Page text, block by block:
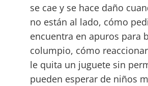
se cae y se hace daño
no están al lado, cómo
encuentra en apuros para
columpio, cómo
le quita un juguete sin
pueden esperar de niños